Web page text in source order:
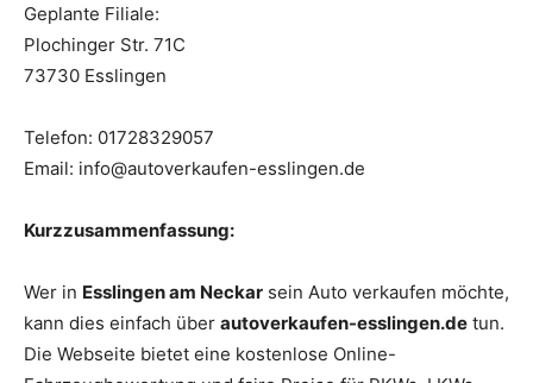
Geplante Filiale:
Plochinger Str. 71C
73730 Esslingen
Telefon: 01728329057
Email: info@autoverkaufen-esslingen.de
Kurzzusammenfassung:
Wer in Esslingen am Neckar sein Auto verkaufen möchte,
kann dies einfach über autoverkaufen-esslingen.de tun.
Die Webseite bietet eine kostenlose Online-